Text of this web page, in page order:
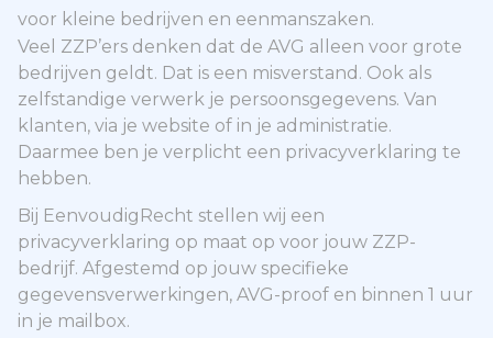
voor kleine bedrijven en eenmanszaken.
Veel ZZP’ers denken dat de AVG alleen voor grote
bedrijven geldt. Dat is een misverstand. Ook als
zelfstandige verwerk je persoonsgegevens. Van
klanten, via je website of in je administratie.
Daarmee ben je verplicht een privacyverklaring te
hebben.
Bij EenvoudigRecht stellen wij een
privacyverklaring op maat op voor jouw ZZP-
bedrijf. Afgestemd op jouw specifieke
gegevensverwerkingen, AVG-proof en binnen 1 uur
in je mailbox.